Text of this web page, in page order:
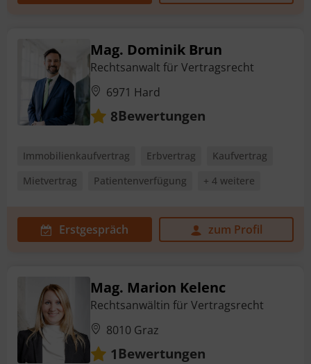
Mag. Dominik Brun
Rechtsanwalt für Vertragsrecht
6971 Hard
8Bewertungen
Immobilienkaufvertrag Erbvertrag
Kaufvertrag
Mietvertrag
Patientenverfügung + 4 weitere
Erstgespräch zum Profil
Mag. Marion Kelenc
Rechtsanwältin für Vertragsrecht
8010 Graz
1Bewertungen